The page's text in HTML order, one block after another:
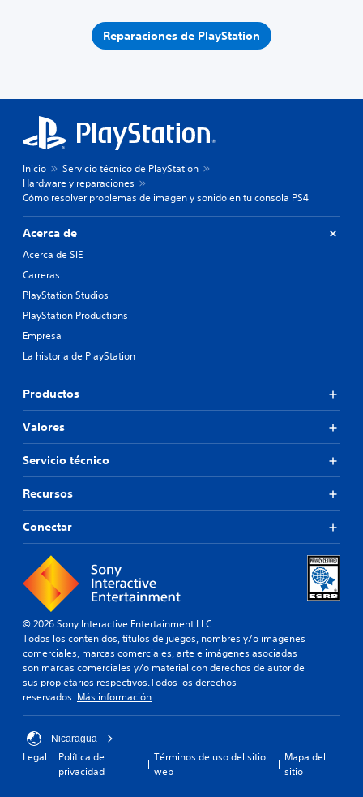
Reparaciones de PlayStation
Inicio
Servicio técnico de PlayStation
Hardware y reparaciones
Cómo resolver problemas de imagen y sonido en tu consola PS4
Acerca de
Acerca de SIE
Carreras
PlayStation Studios
PlayStation Productions
Empresa
La historia de PlayStation
Productos
Valores
Servicio técnico
Recursos
Conectar
© 2026 Sony Interactive Entertainment LLC
Todos los contenidos, títulos de juegos, nombres y/o imágenes
comerciales, marcas comerciales, arte e imágenes asociadas
son marcas comerciales y/o material con derechos de autor de
sus propietarios respectivos.Todos los derechos
reservados. Más información
Nicaragua
Legal
Política de
privacidad
Términos de uso del sitio
web
Mapa del
sitio